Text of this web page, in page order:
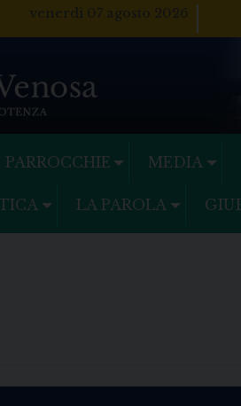
venerdì 07 agosto 2026
PARROCCHIE MEDIA
LA PAROLA